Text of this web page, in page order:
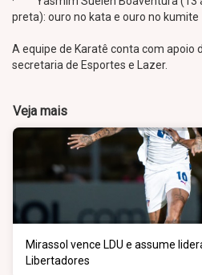
preta): ouro no kata e ouro no kumite
A equipe de Karatê conta com apoio
secretaria de Esportes e Lazer.
Veja mais
Mirassol vence LDU e assume
Libertadores